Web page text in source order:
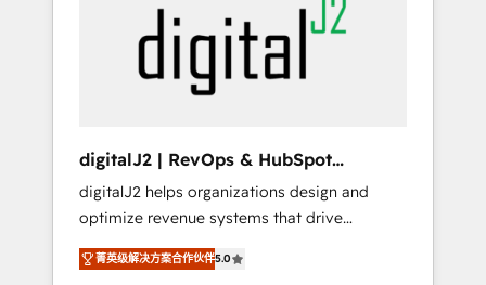
us to learn more!
webdesign (We focus on EMEA - USA
customers).
digitalJ2 | RevOps & HubSpot
Implementations
digitalJ2 helps organizations design and
optimize revenue systems that drive
scalable, predictable growth. As a triple-
accredited HubSpot Solutions Partner, we
菁英级解决方案合作伙伴5.0